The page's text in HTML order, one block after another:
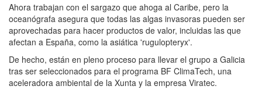
Ahora trabajan con el sargazo que ahoga al Caribe, pero la
oceanógrafa asegura que todas las algas invasoras pueden ser
aprovechadas para hacer productos de valor, incluidas las que
afectan a España, como la asiática 'rugulopteryx'.
De hecho, están en pleno proceso para llevar el grupo a Galicia
tras ser seleccionados para el programa BF ClimaTech, una
aceleradora ambiental de la Xunta y la empresa Viratec.